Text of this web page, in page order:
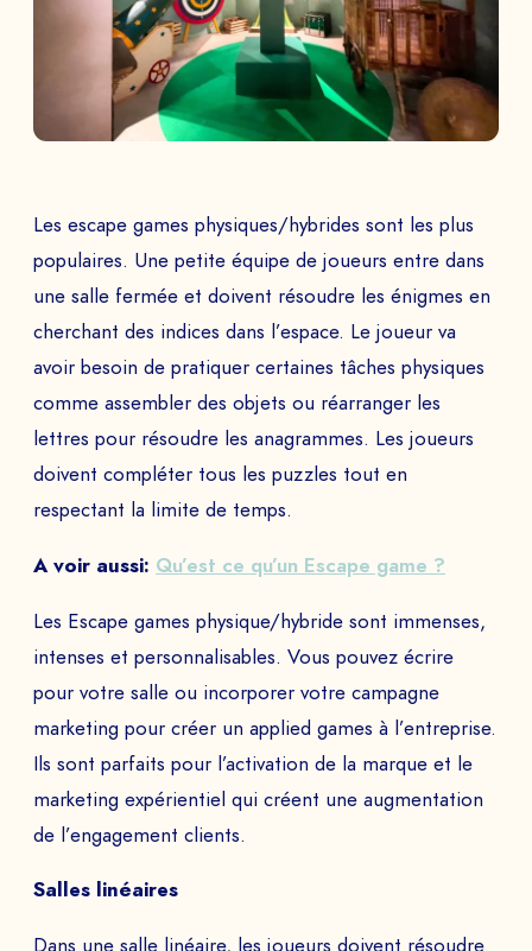
Les escape games physiques/hybrides sont les plus
populaires. Une petite équipe de joueurs entre dans
une salle fermée et doivent résoudre les énigmes en
cherchant des indices dans l’espace. Le joueur va
avoir besoin de pratiquer certaines tâches physiques
comme assembler des objets ou réarranger les
lettres pour résoudre les anagrammes. Les joueurs
doivent compléter tous les puzzles tout en
respectant la limite de temps.
A voir aussi: Qu’est ce qu’un Escape game ?
Les Escape games physique/hybride sont immenses,
intenses et personnalisables. Vous pouvez écrire
pour votre salle ou incorporer votre campagne
marketing pour créer un applied games à l’entreprise.
Ils sont parfaits pour l’activation de la marque et le
marketing expérientiel qui créent une augmentation
de l’engagement clients.
Salles linéaires
DEMANDEZ VOTRE
DÉMO
Echangez avec notre équipe d’experts et
obtenez un aperçu de nos jeux immersifs.
NOM PRÉNOM *